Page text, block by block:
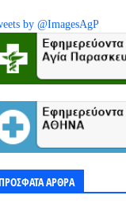
by @ImagesAgP
ΑΡΘΡΑ